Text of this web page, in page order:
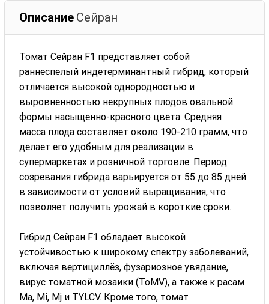
Описание Сейран
Томат Сейран F1 представляет собой
раннеспелый индетерминантный гибрид, который
отличается высокой однородностью и
выровненностью некрупных плодов овальной
формы насыщенно-красного цвета. Средняя
масса плода составляет около 190-210 грамм, что
делает его удобным для реализации в
супермаркетах и розничной торговле. Период
созревания гибрида варьируется от 55 до 85 дней
в зависимости от условий выращивания, что
позволяет получить урожай в короткие сроки.
Гибрид Сейран F1 обладает высокой
устойчивостью к широкому спектру заболеваний,
включая вертициллёз, фузариозное увядание,
вирус томатной мозаики (ToMV), а также к расам
Ma, Mi, Mj и TYLCV. Кроме того, томат